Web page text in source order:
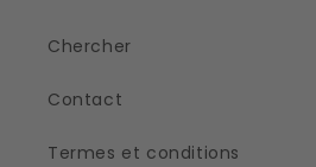
Chercher
Contact
Termes et conditions